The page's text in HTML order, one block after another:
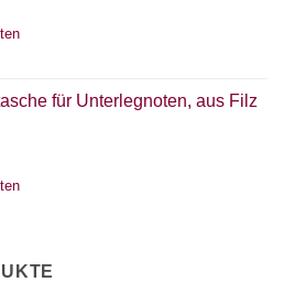
für Unterlegnoten, aus Filz